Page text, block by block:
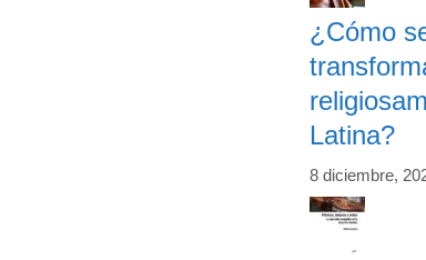
¿Cómo
Latina?
8 diciembre,